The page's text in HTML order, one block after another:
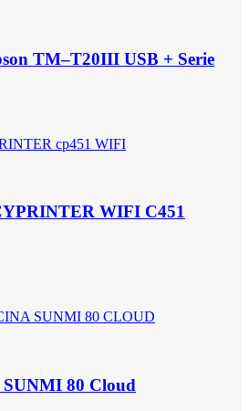
TM–T20III USB + Serie
WIFI C451
SUNMI 80 Cloud